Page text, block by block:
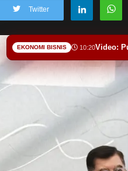
Twitter
EKONOMI BISNIS 10:20Video: